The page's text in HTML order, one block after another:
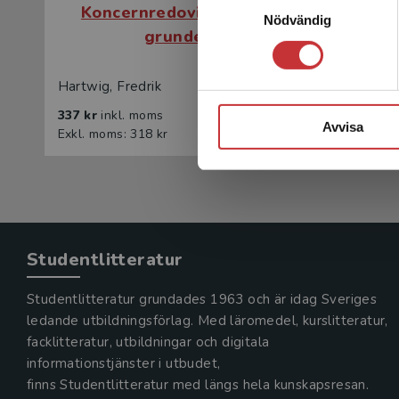
Nödvändig
Avvisa
Koncernredovisningens
grunder
Hartwig, Fredrik
337 kr inkl. moms
Exkl. moms: 318 kr
Hartwig,
Exkl.
Studentlitteratur
Studentlitteratur grundades 1963 och är idag Sveriges
ledande utbildningsförlag. Med läromedel, kurslitteratur,
facklitteratur, utbildningar och digitala
informationstjänster i utbudet,
finns Studentlitteratur med längs hela kunskapsresan.